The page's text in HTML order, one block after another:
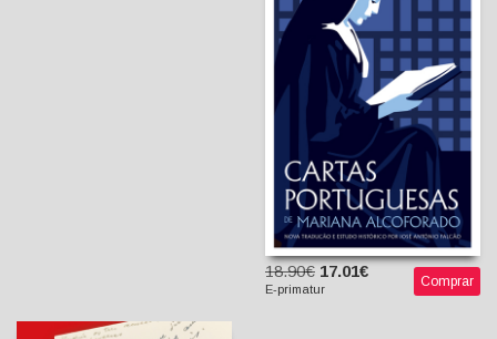
Mariana Alcoforado (?)
José António Falcão
(introd. e trad.)
18.90€ 17.01€
E-primatur Comprar